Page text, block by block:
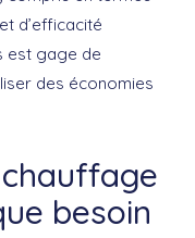
d’efficacité
est gage de
des économies
besoin